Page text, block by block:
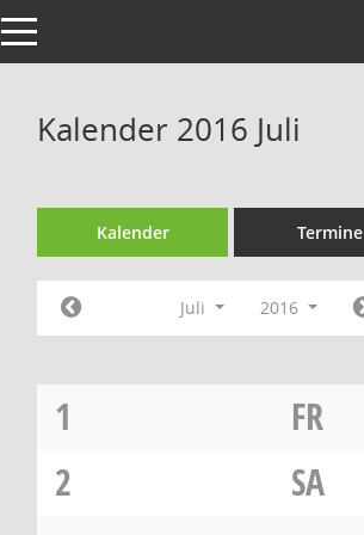
Toggle navigation
Kalender 2016 Juli
Kalender Termine
Juli 2016
1
FR
2
SA